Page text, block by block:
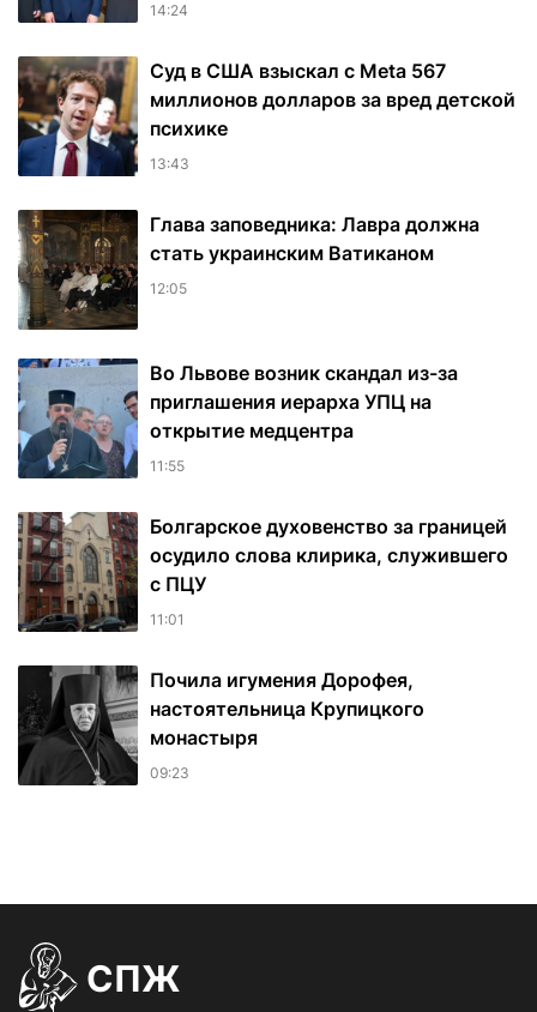
14:24
Суд в США взыскал с Meta 567
миллионов долларов за вред детской
психике
13:43
Глава заповедника: Лавра должна
стать украинским Ватиканом
12:05
Во Львове возник скандал из-за
приглашения иерарха УПЦ на
открытие медцентра
11:55
Болгарское духовенство за границей
осудило слова клирика, служившего
с ПЦУ
11:01
Почила игумения Дорофея,
настоятельница Крупицкого
монастыря
09:23
СПЖ